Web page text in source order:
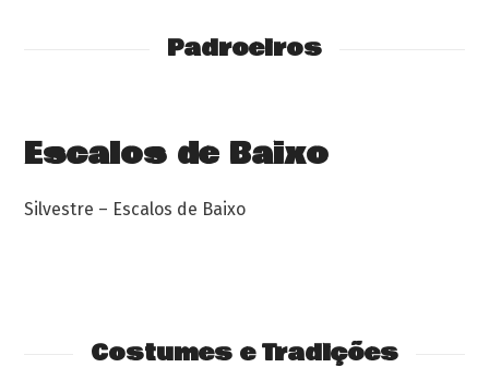
Padroeiros
Escalos de Baixo
Silvestre – Escalos de Baixo
Costumes e Tradições